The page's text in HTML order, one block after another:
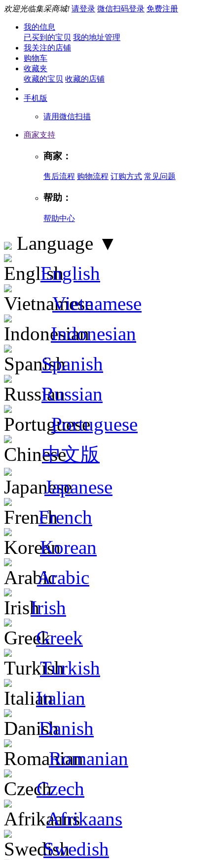
欢迎光临集采商城! 请登录 微信扫码登录 免费注册
我的信息
已买到的宝贝 我的地址管理
我关注的店铺
购物车
收藏夹
收藏的宝贝 收藏的店铺
手机版
请用微信扫描
商家支持
商家：
售后流程 购物流程 订购方式 常见问题
帮助：
帮助中心
Language ▼
English
Vietnamese
Indonesian
Spanish
Russian
Portuguese
中文版
Japanese
French
Korean
Arabic
Irish
Greek
Turkish
Italian
Danish
Romanian
Czech
Afrikaans
Swedish